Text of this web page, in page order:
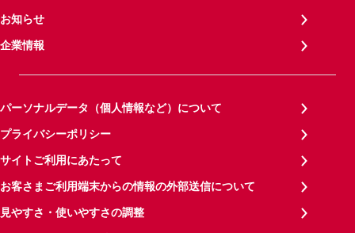
お知らせ
企業情報
パーソナルデータ（個人情報など）について
プライバシーポリシー
サイトご利用にあたって
お客さまご利用端末からの情報の外部送信について
見やすさ・使いやすさの調整